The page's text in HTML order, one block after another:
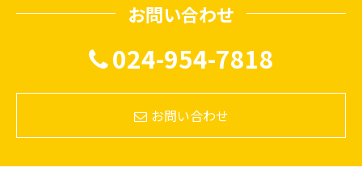
お問い合わせ
024-954-7818
お問い合わせ